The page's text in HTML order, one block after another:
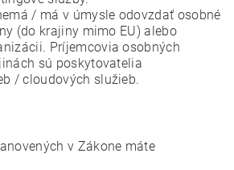
/ má v úmysle odovzdať osobné
(do krajiny mimo EU) alebo
Príjemcovia osobných
sú poskytovatelia
/ cloudových služieb.
v Zákone máte